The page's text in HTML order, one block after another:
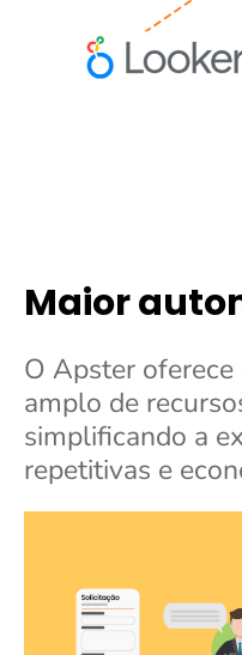
Maior
O Apster
amplo de
simplificando a
repetitivas e